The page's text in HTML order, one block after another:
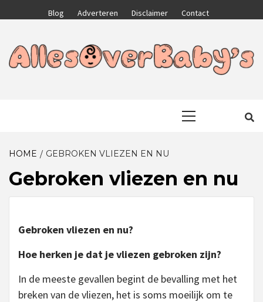
to
Blog Adverteren Disclaimer Contact
HOME GEBROKEN VLIEZEN EN NU
Gebroken vliezen en nu
Gebroken vliezen en nu?
Hoe herken je dat je vliezen gebroken zijn?
In de meeste gevallen begint de bevalling met het
breken van de vliezen, het is soms moeilijk om te